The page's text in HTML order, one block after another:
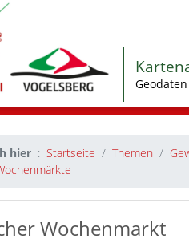
hier Startseite Themen
Wochenmarkt